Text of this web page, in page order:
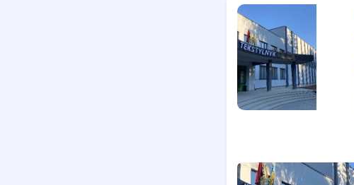
Гімнастика для дітей
Секція настільного